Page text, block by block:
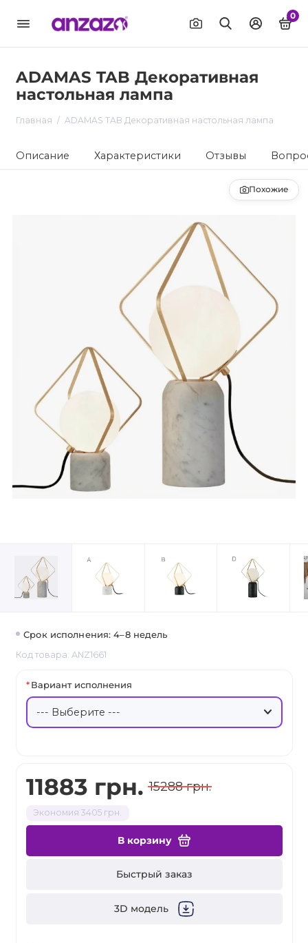
0
ADAMAS TAB Декоративная
настольная лампа
Главная ADAMAS TAB Декоративная настольная лампа
Описание Характеристики Отзывы
Похожие
Срок исполнения: 4–8 недель
Код товара: ANZ1661
11883 грн. 15288 грн.
Экономия 3405 грн.
В корзину
Быстрый заказ
3D модель
Вариант исполнения